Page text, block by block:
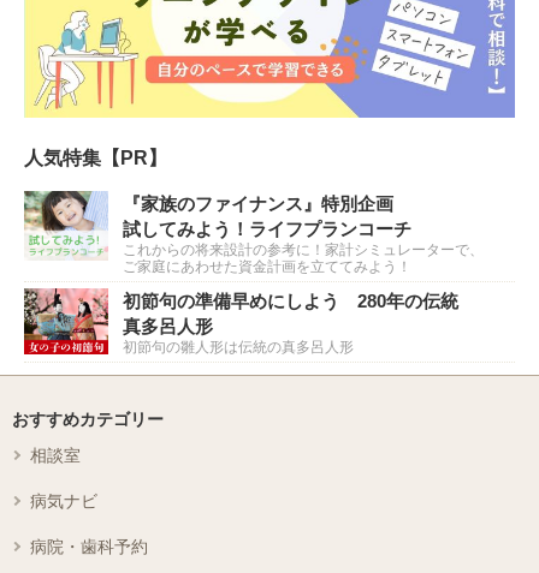
人気特集【PR】
『家族のファイナンス』特別企画
試してみよう！ライフプランコーチ
これからの将来設計の参考に！家計シミュレーターで、
ご家庭にあわせた資金計画を立ててみよう！
初節句の準備早めにしよう 280年の伝統
真多呂人形
初節句の雛人形は伝統の真多呂人形
おすすめカテゴリー
相談室
病気ナビ
病院・歯科予約